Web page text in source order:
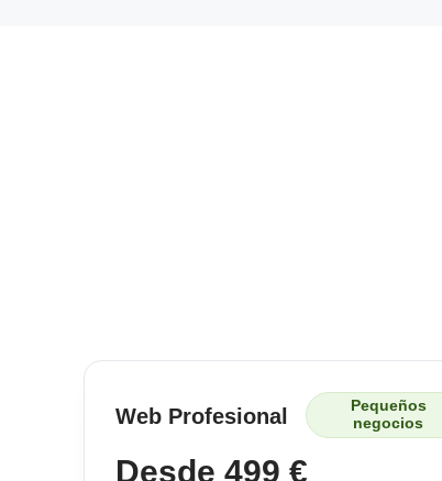
Web Profesional
Pequeños
negocios
Desde 499 €